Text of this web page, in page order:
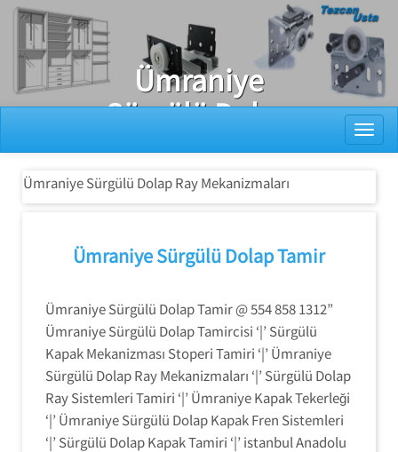
Ray Dolap Tamiri
Ümraniye
Sürgülü Dolap
Ray
Mekanizmaları
Ümraniye Sürgülü Dolap Ray Mekanizmaları
Ümraniye Sürgülü Dolap Tamir
Ümraniye Sürgülü Dolap Tamir @ 554 858 1312”
Ümraniye Sürgülü Dolap Tamircisi ‘|’ Sürgülü
Kapak Mekanizması Stoperi Tamiri ‘|’ Ümraniye
Sürgülü Dolap Ray Mekanizmaları ‘|’ Sürgülü Dolap
Ray Sistemleri Tamiri ‘|’ Ümraniye Kapak Tekerleği
‘|’ Ümraniye Sürgülü Dolap Kapak Fren Sistemleri
‘|’ Sürgülü Dolap Kapak Tamiri ‘|’ istanbul Anadolu